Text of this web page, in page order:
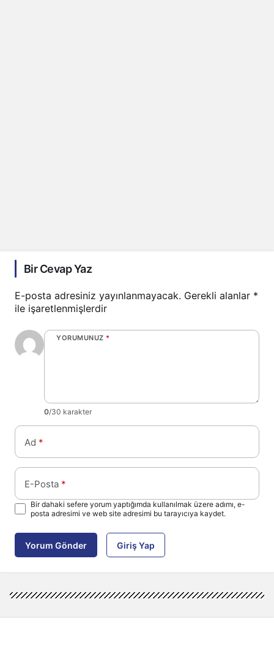
Bir Cevap Yaz
E-posta adresiniz yayınlanmayacak. Gerekli alanlar *
ile işaretlenmişlerdir
YORUMUNUZ *
0/30 karakter
Ad *
E-Posta *
Bir dahaki sefere yorum yaptığımda kullanılmak üzere adımı, e-
posta adresimi ve web site adresimi bu tarayıcıya kaydet.
Yorum Gönder Giriş Yap